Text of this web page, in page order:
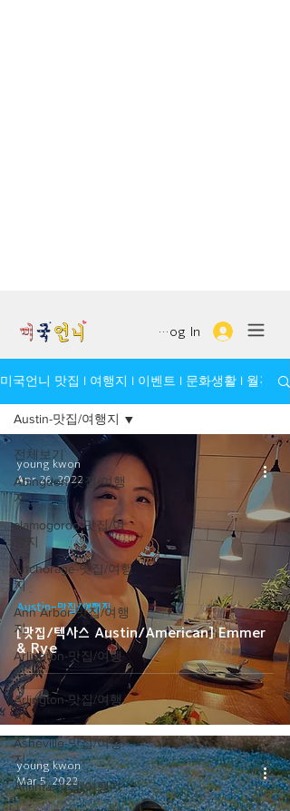
Log In
미국언니 맛집 l 여행지 l 이벤트 l 문화생활 l 월간 모
전체보기
Abingdon-맛집/여행
지
alamogordo-맛집/여
행지
Anchorage-맛집/여행
지
Ann Arbor-맛집/여행
지
Arlington-맛집/여행
지
Arlington-맛집/여행
지
Asheville-맛집/여행
지
Atlanta-맛집/여행지
Austin-맛집/여행지
[맛집/텍사스 Austin/American] Emmer
& Rye
Austin-맛집/여행지
young kwon
Apr 26, 2022
young kwon
Mar 5, 2022